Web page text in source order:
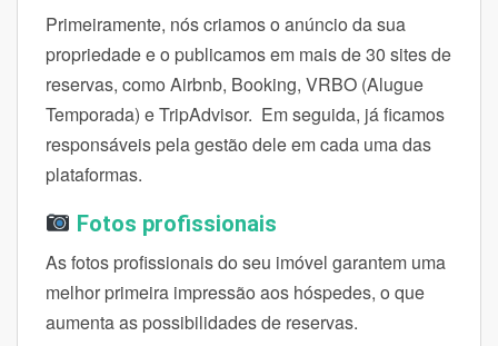
Primeiramente, nós criamos o anúncio da sua
propriedade e o publicamos em mais de 30 sites de
reservas, como Airbnb, Booking, VRBO (Alugue
Temporada) e TripAdvisor. Em seguida, já ficamos
responsáveis pela gestão dele em cada uma das
plataformas.
Fotos profissionais
As fotos profissionais do seu imóvel garantem uma
melhor primeira impressão aos hóspedes, o que
aumenta as possibilidades de reservas.